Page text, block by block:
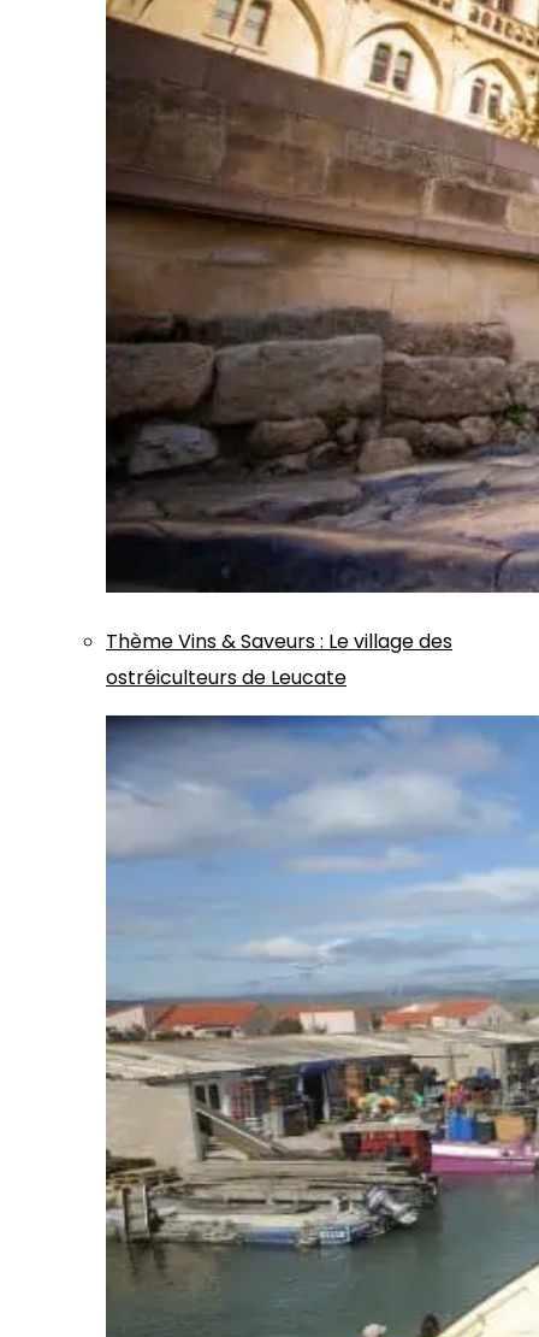
ThèmeVins & Saveurs: Le village des
ostréiculteurs de Leucate